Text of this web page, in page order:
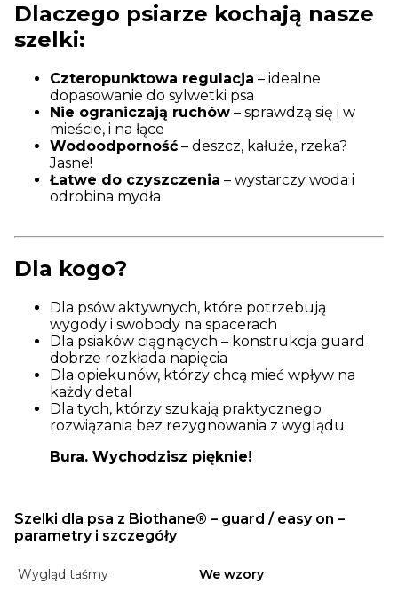
Dlaczego psiarze kochają nasze
szelki:
Czteropunktowa regulacja – idealne
dopasowanie do sylwetki psa
Nie ograniczają ruchów – sprawdzą się i w
mieście, i na łące
Wodoodporność – deszcz, kałuże, rzeka?
Jasne!
Łatwe do czyszczenia – wystarczy woda i
odrobina mydła
Dla kogo?
Dla psów aktywnych, które potrzebują
wygody i swobody na spacerach
Dla psiaków ciągnących – konstrukcja guard
dobrze rozkłada napięcia
Dla opiekunów, którzy chcą mieć wpływ na
każdy detal
Dla tych, którzy szukają praktycznego
rozwiązania bez rezygnowania z wyglądu
Bura. Wychodzisz pięknie!
Szelki dla psa z Biothane® – guard / easy on –
parametry i szczegóły
Wygląd taśmy We wzory